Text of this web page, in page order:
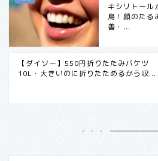
キシリトール
鳥！顔のたる
善・...
【ダイソー】550円折りたたみバケツ
10L・大きいのに折りたためるから収...